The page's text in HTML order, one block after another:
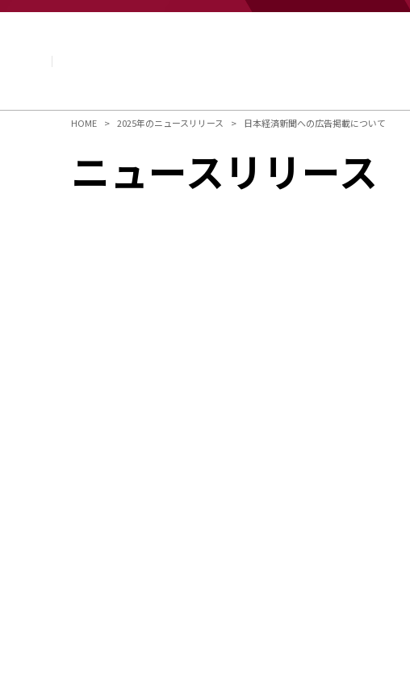
組織図
長瀬産業の歩み
HOME 2025年のニュースリリース 日本経済新聞への広告掲載について
ニュースリリース